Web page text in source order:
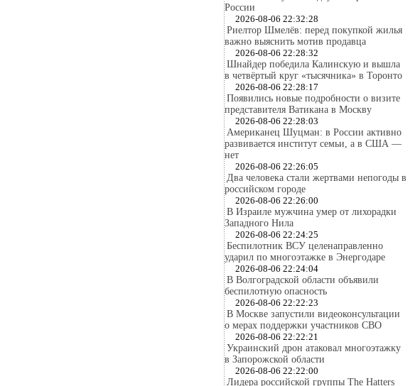
России
2026-08-06 22:32:28
Риелтор Шмелёв: перед покупкой жилья
важно выяснить мотив продавца
2026-08-06 22:28:32
Шнайдер победила Калинскую и вышла
в четвёртый круг «тысячника» в Торонто
2026-08-06 22:28:17
Появились новые подробности о визите
представителя Ватикана в Москву
2026-08-06 22:28:03
Американец Шуцман: в России активно
развивается институт семьи, а в США —
нет
2026-08-06 22:26:05
Два человека стали жертвами непогоды в
российском городе
2026-08-06 22:26:00
В Израиле мужчина умер от лихорадки
Западного Нила
2026-08-06 22:24:25
Беспилотник ВСУ целенаправленно
ударил по многоэтажке в Энергодаре
2026-08-06 22:24:04
В Волгоградской области объявили
беспилотную опасность
2026-08-06 22:22:23
В Москве запустили видеоконсультации
о мерах поддержки участников СВО
2026-08-06 22:22:21
Украинский дрон атаковал многоэтажку
в Запорожской области
2026-08-06 22:22:00
Лидера российской группы The Hatters